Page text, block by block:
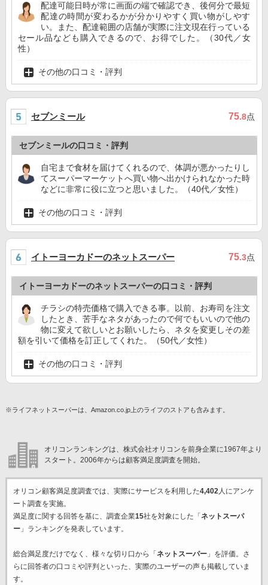
配達可能日時が常に画面の端で確認でき、後何分で最短
配達の時間が変わるかが分かりやすく買い物がしやす
い。また、配達範囲の店舗が実際に注文現在行っている
セール品なども購入できるので、お得でした。（30代／女
性）
その他の口コミ・評判
セブンミール 75.8点
セブンミールの口コミ・評判
自宅まで食材を届けてくれるので、体調が悪かったりし
てスーパーマーケットへ買い物へ出かけられなかった時
などに非常に役に立つと思いました。（40代／女性）
その他の口コミ・評判
イトーヨーカドーのネットスーパー 75.3点
イトーヨーカドーのネットスーパーの口コミ・評判
チラシの特売価格で購入できる事。以前、お寿司を注文
したとき、苦手なネタがあったので何でもいいので他の
物に変えて欲しいとお願いしたら、ネタを変更しその差
額を引いて価格を訂正してくれた。（50代／女性）
その他の口コミ・評判
※ライフネットスーパーは、Amazon.co.jp上のライフのストアも含みます。
オリコンランキングは、株式会社オリコンを前身企業に1967年より
スタート。2006年からは顧客満足度調査を開始。
オリコン顧客満足度調査では、実際にサービスを利用した4,402人にアンケ
ート調査を実施。
満足度に関する回答を基に、調査企業15社を対象にした「 ネットスーパ
ー」ランキングを発表しています。
総合満足度だけでなく、様々な切り口から「 ネットスーパー」を評価。さ
らに回答者の口コミや評判といった、実際のユーザーの声も掲載していま
す。